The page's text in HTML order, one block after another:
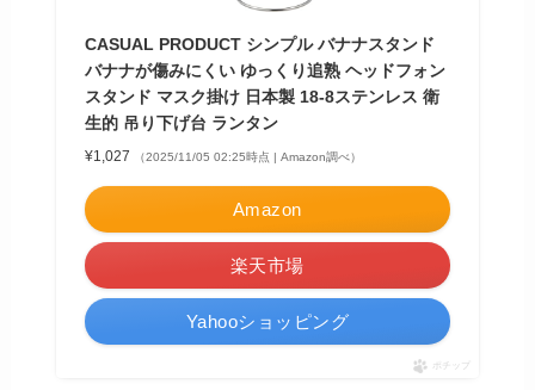
CASUAL PRODUCT シンプル バナナスタンド
バナナが傷みにくい ゆっくり追熟 ヘッドフォン
スタンド マスク掛け 日本製 18-8ステンレス 衛
生的 吊り下げ台 ランタン
¥1,027 （2025/11/05 02:25時点 | Amazon調べ）
Amazon
楽天市場
Yahooショッピング
ポチップ